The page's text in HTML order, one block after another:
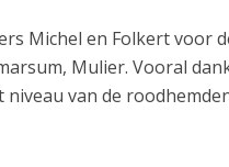
Michel en Folkert voor
Mulier. Vooral
van de